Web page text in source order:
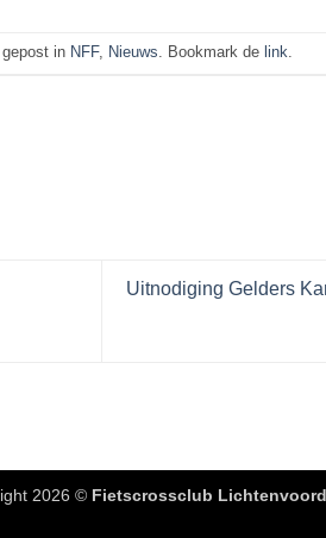
in NFF, Nieuws . Bookmark de link
Uitnodiging Gelders
2026 © Fietscrossclub